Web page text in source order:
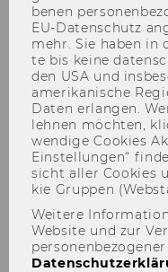
Martin
be­nen
EU-​Datenschutz
mehr. Sie haben in
te bis keine
den USA und
amerikanische
Daten er­lan­gen.
leh­nen möch­ten,
wen­di­ge Coo­kies
Ein­stel­lun­gen“
sicht aller Coo­kies
kie Grup­pen
Weitere
Website und zur